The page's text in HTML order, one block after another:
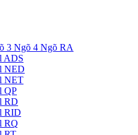
3 Ngõ 4 Ngõ RA
ADS
NED
NET
QP
RD
RID
RQ